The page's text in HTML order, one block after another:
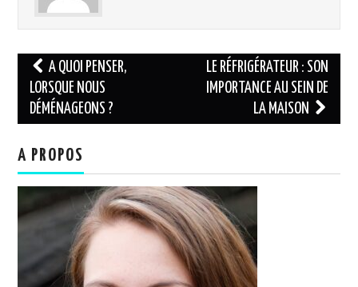
Navigation
des
articles
A QUOI PENSER,
LORSQUE NOUS
DÉMÉNAGEONS ?
LE RÉFRIGÉRATEUR : SON
IMPORTANCE AU SEIN DE
LA MAISON
A PROPOS